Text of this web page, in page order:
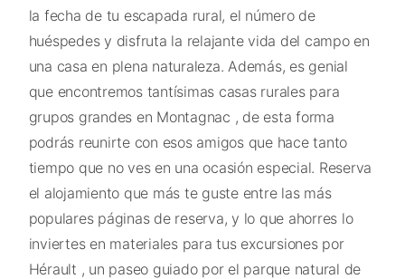
la fecha de tu escapada rural, el número de
huéspedes y disfruta la relajante vida del campo en
una casa en plena naturaleza. Además, es genial
que encontremos tantísimas casas rurales para
grupos grandes en Montagnac , de esta forma
podrás reunirte con esos amigos que hace tanto
tiempo que no ves en una ocasión especial. Reserva
el alojamiento que más te guste entre las más
populares páginas de reserva, y lo que ahorres lo
inviertes en materiales para tus excursiones por
Hérault , un paseo guiado por el parque natural de